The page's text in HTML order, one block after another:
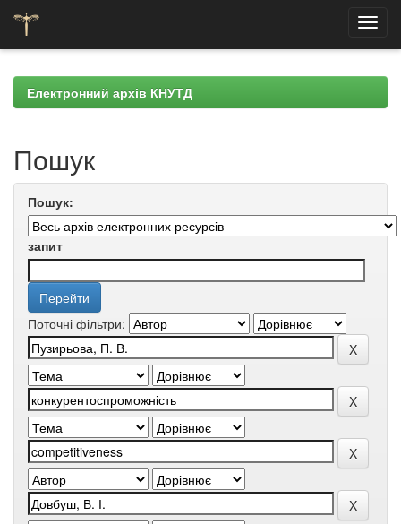
navigationЕлектронний архів КНУТД
Пошук
Пошук:
запит
Поточні фільтри: